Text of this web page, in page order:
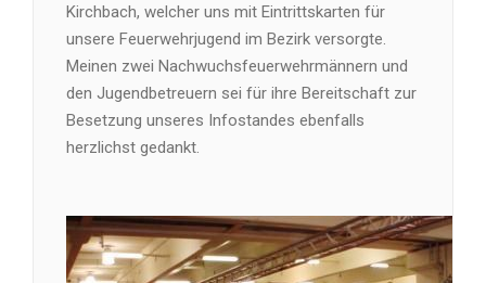
Kirchbach, welcher uns mit Eintrittskarten für
unsere Feuerwehrjugend im Bezirk versorgte.
Meinen zwei Nachwuchsfeuerwehrmännern und
den Jugendbetreuern sei für ihre Bereitschaft zur
Besetzung unseres Infostandes ebenfalls
herzlichst gedankt.